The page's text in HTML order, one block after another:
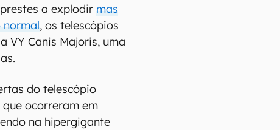
a explodir mas
normal, os telescópios
VY Canis Majoris, uma
do telescópio
ocorreram em
na hipergigante